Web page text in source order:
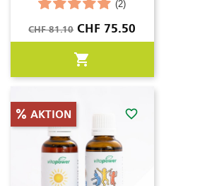
(2)
Verkaufspreis
CHF 81.10 Preis
CHF 75.50
shopping_cart
favorite_border
AKTION